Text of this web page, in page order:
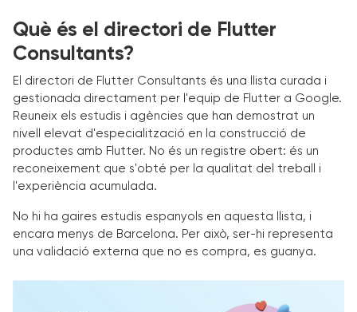
Què és el directori de Flutter
Consultants?
El directori de Flutter Consultants és una llista curada i
gestionada directament per l'equip de Flutter a Google.
Reuneix els estudis i agències que han demostrat un
nivell elevat d'especialització en la construcció de
productes amb Flutter. No és un registre obert: és un
reconeixement que s'obté per la qualitat del treball i
l'experiència acumulada.
No hi ha gaires estudis espanyols en aquesta llista, i
encara menys de Barcelona. Per això, ser-hi representa
una validació externa que no es compra, es guanya.